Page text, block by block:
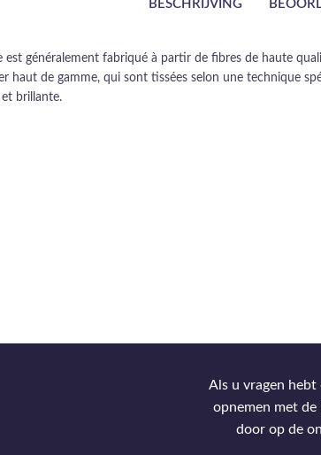
BESCHRIJVING
est généralement fabriqué à partir de fibres de haute
haut de gamme, qui sont tissées selon une technique
brillante.
Als u vragen
opnemen met
door op de